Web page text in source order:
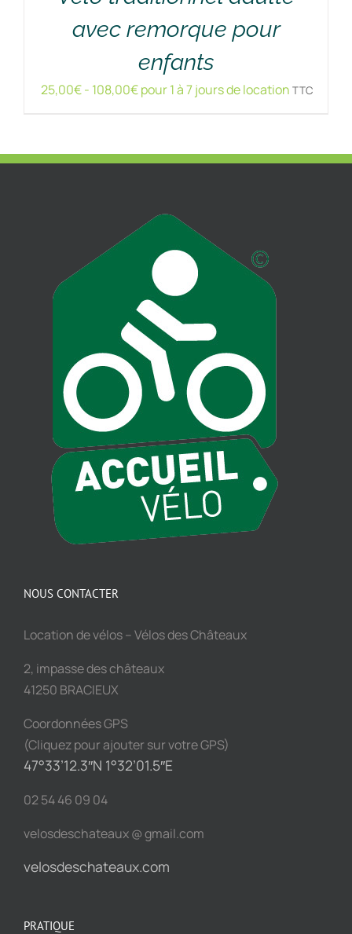
avec remorque pour
enfants
25,00€- 108,00€pour 1 à 7 jours de location TTC
NOUS CONTACTER
Location de vélos – Vélos des Châteaux
2, impasse des châteaux
41250 BRACIEUX
Coordonnées GPS
(Cliquez pour ajouter sur votre GPS)
47°33’12.3″N 1°32’01.5″E
02 54 46 09 04
velosdeschateaux @ gmail.com
velosdeschateaux.com
PRATIQUE